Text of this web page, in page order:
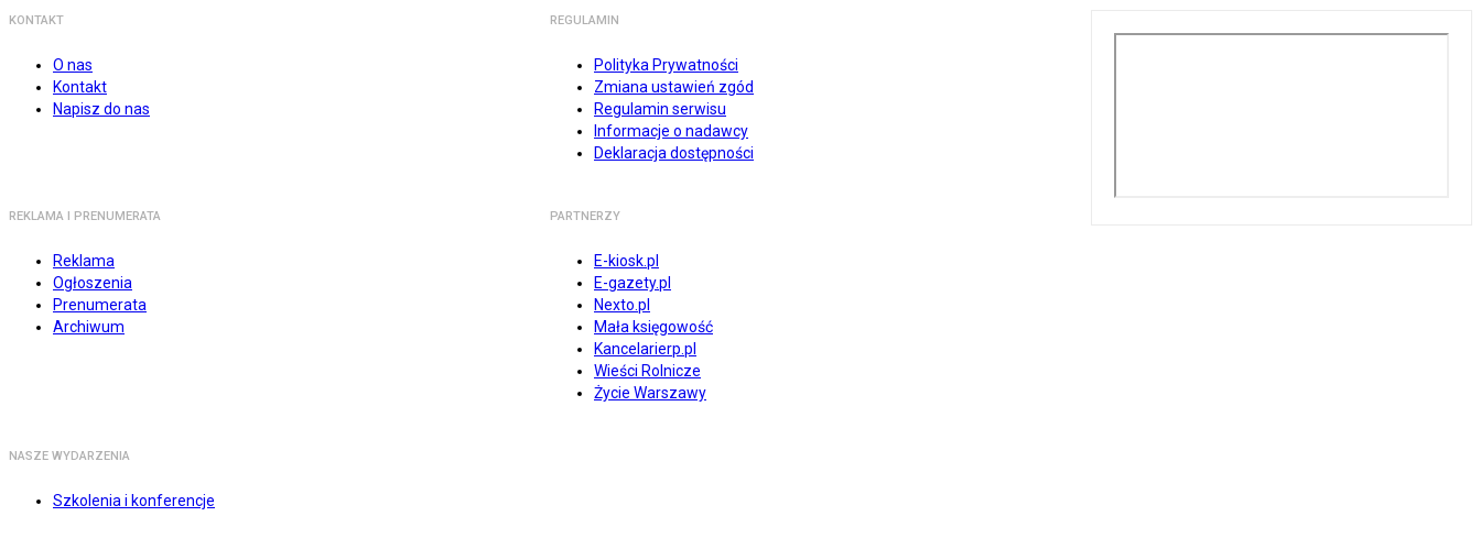
KONTAKT
O nas
Kontakt
Napisz do nas
REGULAMIN
Polityka Prywatności
Zmiana ustawień zgód
Regulamin serwisu
Informacje o nadawcy
Deklaracja dostępności
REKLAMA I PRENUMERATA
Reklama
Ogłoszenia
Prenumerata
Archiwum
PARTNERZY
E-kiosk.pl
E-gazety.pl
Nexto.pl
Mała księgowość
Kancelarierp.pl
Wieści Rolnicze
Życie Warszawy
NASZE WYDARZENIA
Szkolenia i konferencje